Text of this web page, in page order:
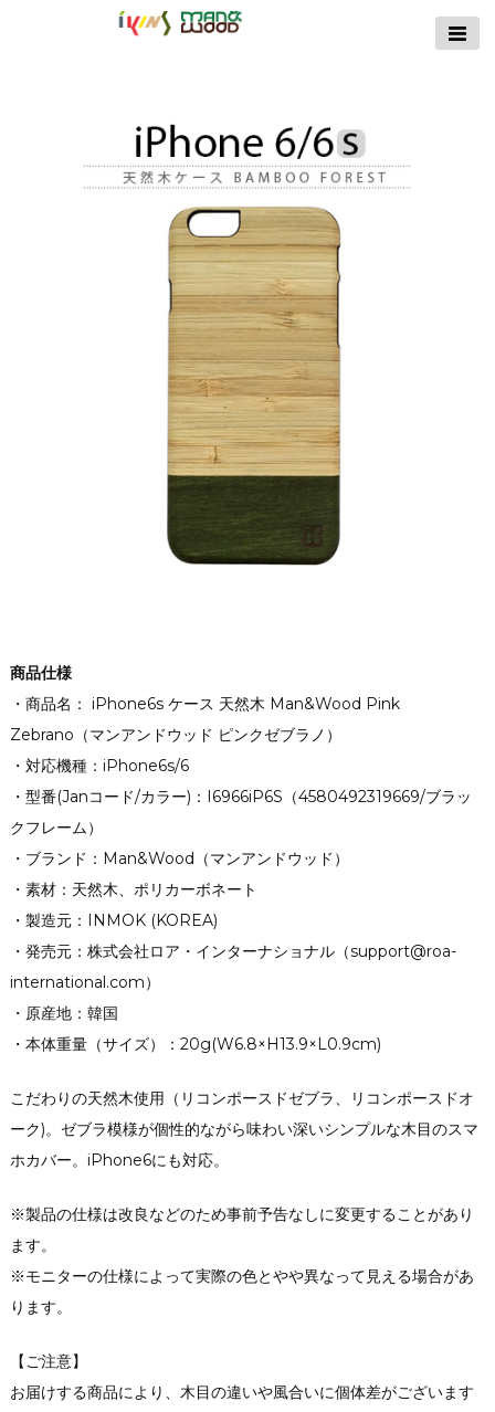
【公式サイト】
木ケース
商品仕様
・商品名： iPhone6s ケース 天然木 Man&Wood Pink
Zebrano（マンアンドウッド ピンクゼブラノ）
・対応機種：iPhone6s/6
・型番(Janコード/カラー)：I6966iP6S（4580492319669/ブラッ
クフレーム）
・ブランド：Man&Wood（マンアンドウッド）
・素材：天然木、ポリカーボネート
・製造元：INMOK (KOREA)
・発売元：株式会社ロア・インターナショナル（support@roa-
international.com）
・原産地：韓国
・本体重量（サイズ）：20g(W6.8×H13.9×L0.9cm)
こだわりの天然木使用（リコンポースドゼブラ、リコンポースドオ
ーク)。ゼブラ模様が個性的ながら味わい深いシンプルな木目のスマ
ホカバー。iPhone6にも対応。
※製品の仕様は改良などのため事前予告なしに変更することがあり
ます。
※モニターの仕様によって実際の色とやや異なって見える場合があ
ります。
【ご注意】
お届けする商品により、木目の違いや風合いに個体差がございます